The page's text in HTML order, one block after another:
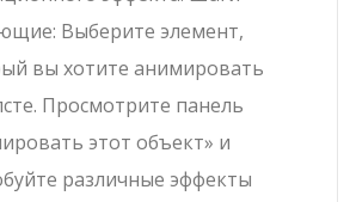
Выберите элемент,
вы хотите анимировать
Просмотрите панель
этот объект» и
различные эффекты